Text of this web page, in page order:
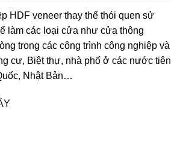
HDF veneer thay thế thói quen sử
làm các loại cửa như cửa thông
trong các công trình công nghiệp và
cư, Biệt thự, nhà phố ở các nước tiên
Nhật Bản…